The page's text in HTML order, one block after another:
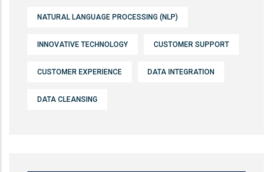
NATURAL LANGUAGE PROCESSING (NLP)
INNOVATIVE TECHNOLOGY CUSTOMER SUPPORT
CUSTOMER EXPERIENCE DATA INTEGRATION
DATA CLEANSING